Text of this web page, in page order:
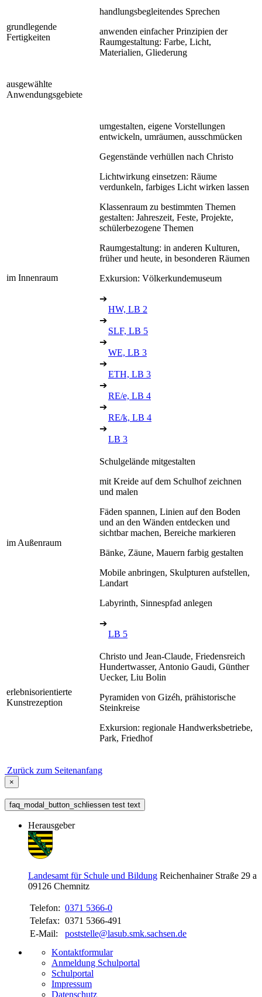
grundlegende
Fertigkeiten
handlungsbegleitendes Sprechen
anwenden einfacher Prinzipien der
Raumgestaltung: Farbe, Licht,
Materialien, Gliederung
ausgewählte
Anwendungsgebiete
im Innenraum
umgestalten, eigene Vorstellungen
entwickeln, umräumen, ausschmücken
Gegenstände verhüllen nach Christo
Lichtwirkung einsetzen: Räume
verdunkeln, farbiges Licht wirken lassen
Klassenraum zu bestimmten Themen
gestalten: Jahreszeit, Feste, Projekte,
schülerbezogene Themen
Raumgestaltung: in anderen Kulturen,
früher und heute, in besonderen Räumen
Exkursion: Völkerkundemuseum
➔
HW, LB 2
➔
SLF, LB 5
➔
WE, LB 3
➔
ETH, LB 3
➔
RE/e, LB 4
➔
RE/k, LB 4
➔
LB 3
im Außenraum
Schulgelände mitgestalten
mit Kreide auf dem Schulhof zeichnen
und malen
Fäden spannen, Linien auf den Boden
und an den Wänden entdecken und
sichtbar machen, Bereiche markieren
Bänke, Zäune, Mauern farbig gestalten
Mobile anbringen, Skulpturen aufstellen,
Landart
Labyrinth, Sinnespfad anlegen
➔
LB 5
erlebnisorientierte
Kunstrezeption
Christo und Jean-Claude, Friedensreich
Hundertwasser, Antonio Gaudi, Günther
Uecker, Liu Bolin
Pyramiden von Gizéh, prähistorische
Steinkreise
Exkursion: regionale Handwerksbetriebe,
Park, Friedhof
Zurück zum Seitenanfang
×
faq_modal_button_schliessen test text
Herausgeber
Landesamt für Schule und Bildung Reichenhainer Straße 29 a
09126 Chemnitz
Telefon: 0371 5366-0
Telefax: 0371 5366-491
E-Mail:
poststelle@lasub.smk.sachsen.de
Kontaktformular
Anmeldung Schulportal
Schulportal
Impressum
Datenschutz